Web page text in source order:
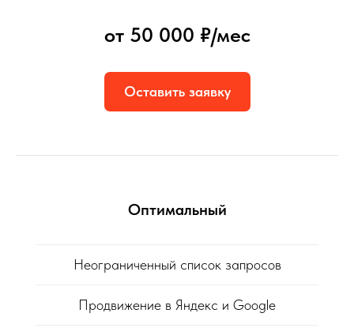
от 50 000 ₽/мес
Оставить заявку
Оптимальный
Неограниченный список запросов
Продвижение в Яндекс и Google